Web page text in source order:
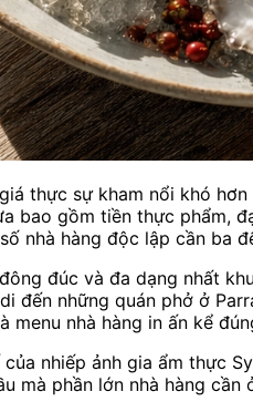
thực sự kham nổi khó
bao gồm tiền thực phẩm,
nhà hàng độc lập cần ba
đúc và đa dạng nhất
đến những quán phở ở
nhà hàng in ấn kể
nhiếp ảnh gia ẩm thực
mà phần lớn nhà hàng cần